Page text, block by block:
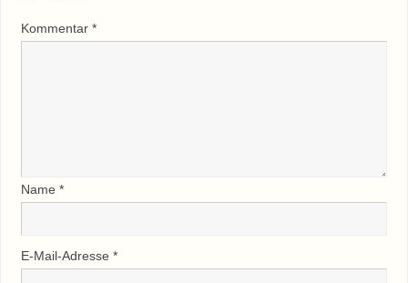
Kommentar *
Name *
E-Mail-Adresse *